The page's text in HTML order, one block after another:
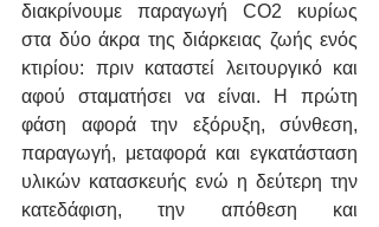
διακρίνουμε παραγωγή CO2 κυρίως
στα δύο άκρα της διάρκειας ζωής ενός
κτιρίου: πριν καταστεί λειτουργικό και
αφού σταματήσει να είναι. Η πρώτη
φάση αφορά την εξόρυξη, σύνθεση,
παραγωγή, μεταφορά και εγκατάσταση
υλικών κατασκευής ενώ η δεύτερη την
κατεδάφιση, την απόθεση και